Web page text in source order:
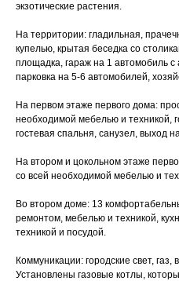
экзотические растения.
На территории: гладильная,
купелью, крытая беседка со
площадка, гараж на 1 автомобиль с
парковка на 5-6 автомобилей,
На первом этаже первого дома:
необходимой мебелью и техникой,
гостевая спальня, санузел, выход
На втором и цокольном этаже
со всей необходимой мебелью и
Во втором доме: 13
ремонтом, мебелью и техникой,
техникой и посудой.
Коммуникации: городские свет,
Установлены газовые котлы,